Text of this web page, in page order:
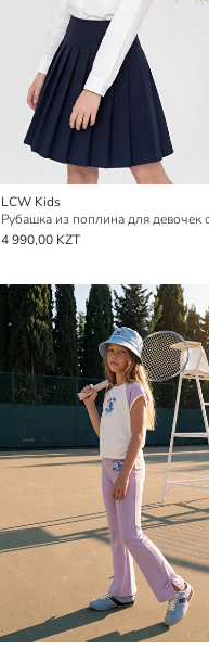
LCW Kids
4 990,00 KZT